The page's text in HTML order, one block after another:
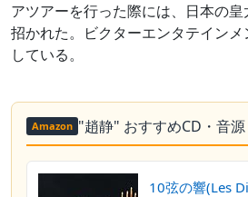
アツアーを行った際には、日本の
招かれた。ビクターエンタテイン
している。
Amazon "趙静" おすすめCD・音源
10弦の響(Les